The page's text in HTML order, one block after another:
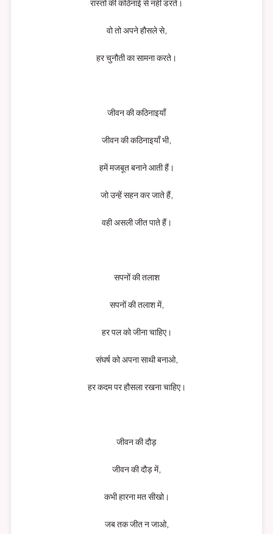
रास्तों की कठिनाई से नहीं डरते।
वो तो अपने हौसले से,
हर चुनौती का सामना करते।
जीवन की कठिनाइयाँ
जीवन की कठिनाइयाँ भी,
हमें मजबूत बनाने आती हैं।
जो उन्हें सहन कर जाते हैं,
वही असली जीत पाते हैं।
सपनों की तलाश
सपनों की तलाश में,
हर पल को जीना चाहिए।
संघर्ष को अपना साथी बनाओ,
हर कदम पर हौसला रखना चाहिए।
जीवन की दौड़
जीवन की दौड़ में,
कभी हारना मत सीखो।
जब तक जीत न जाओ,